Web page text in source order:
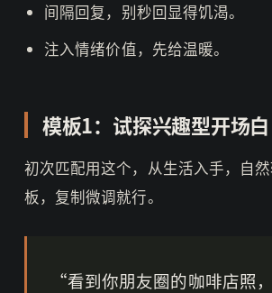
间隔回复，别秒回显得饥渴。
注入情绪价值，先给温暖。
模板1：试探兴趣型开场白
初次匹配用这个，从生活入手，自
板，复制微调就行。
“看到你朋友圈的咖啡店照，